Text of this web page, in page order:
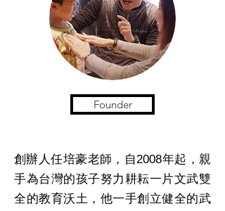
Founder
創辦人任培豪老師，自2008年起，親
手為台灣的孩子努力耕耘一片文武雙
全的教育沃土，他一手創立健全的武